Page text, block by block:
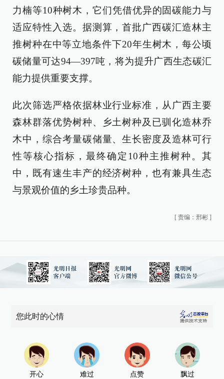
力楠等10种树木，它们凭借优异的固碳能力与
适应特性入选。据测算，首批广西碳汇造林主
推树种在中等立地条件下20年生树木，每公顷
碳储量可达94—397吨，将为提升广西生态碳汇
能力提供重要支撑。
此次筛选严格依据林业行业标准，从广西主要
森林群落优势树种、乡土树种及已驯化造林乔
木中，综合考量碳储量、生长密度及造林可行
性等核心指标，最终确定10种主推树种。其
中，既有速生丰产的经济树种，也有兼具生态
与景观价值的乡土珍贵品种。
[ 责编：邢彬 ]
您此时的心情
开心 难过 点赞 飘过